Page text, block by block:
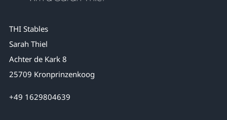
THI Stables
Sarah Thiel
Achter de Kark 8
25709 Kronprinzenkoog
+49 1629804639